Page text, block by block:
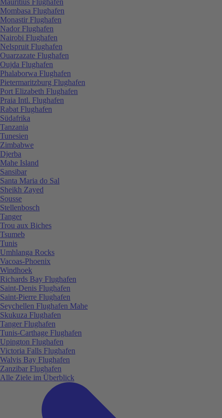
Mombasa Flughafen
Monastir Flughafen
Nador Flughafen
Nairobi Flughafen
Nelspruit Flughafen
Ouarzazate Flughafen
Oujda Flughafen
Phalaborwa Flughafen
Pietermaritzburg Flughafen
Port Elizabeth Flughafen
Praia Intl. Flughafen
Rabat Flughafen
Südafrika
Tanzania
Tunesien
Zimbabwe
Djerba
Mahe Island
Sansibar
Santa Maria do Sal
Sheikh Zayed
Sousse
Stellenbosch
Tanger
Trou aux Biches
Tsumeb
Tunis
Umhlanga Rocks
Vacoas-Phoenix
Windhoek
Richards Bay Flughafen
Saint-Denis Flughafen
Saint-Pierre Flughafen
Seychellen Flughafen Mahe
Skukuza Flughafen
Tanger Flughafen
Tunis-Carthage Flughafen
Upington Flughafen
Victoria Falls Flughafen
Walvis Bay Flughafen
Zanzibar Flughafen
Alle Ziele im Überblick